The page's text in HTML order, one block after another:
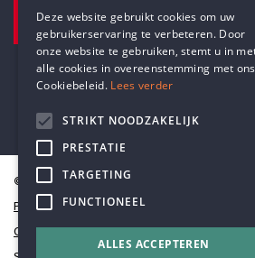
Pottenbrug 4
Antwerpen, 2000
© Humanistisch Verbond 2026
Privacy
Cookiestatement
DUTCH
Deze website gebruikt cookies om uw
gebruikerservaring te verbeteren. Door
onze website te gebruiken, stemt u in
alle cookies in overeenstemming met ons
Cookiebeleid. Lees verder
STRIKT NOODZAKELIJK
PRESTATIE
TARGETING
FUNCTIONEEL
ALLES ACCEPTEREN